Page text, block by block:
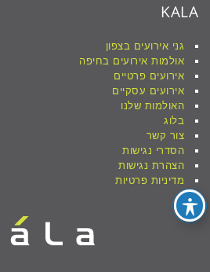
KALA
גני אירועים בצפון
אולמות אירועים בחיפה
אירועים פרטיים
אירועים עסקיים
האולמות שלנו
בלוג
צור קשר
הסדרי נגישות
הצהרת נגישות
מדיניות פרטיות